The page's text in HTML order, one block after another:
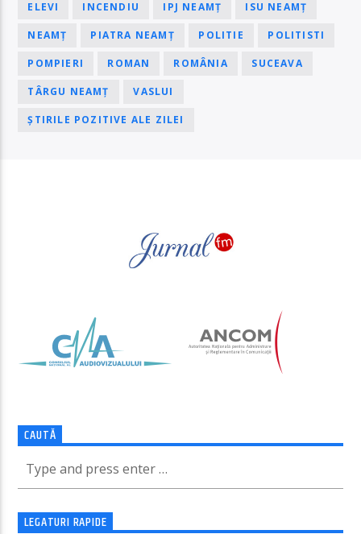
ELEVI INCENDIU IPJ NEAMȚ ISU NEAMȚ
NEAMȚ PIATRA NEAMȚ POLITIE POLITISTI
POMPIERI ROMAN ROMÂNIA SUCEAVA
TÂRGU NEAMȚ VASLUI
ȘTIRILE POZITIVE ALE ZILEI
CAUTĂ
LEGATURI RAPIDE